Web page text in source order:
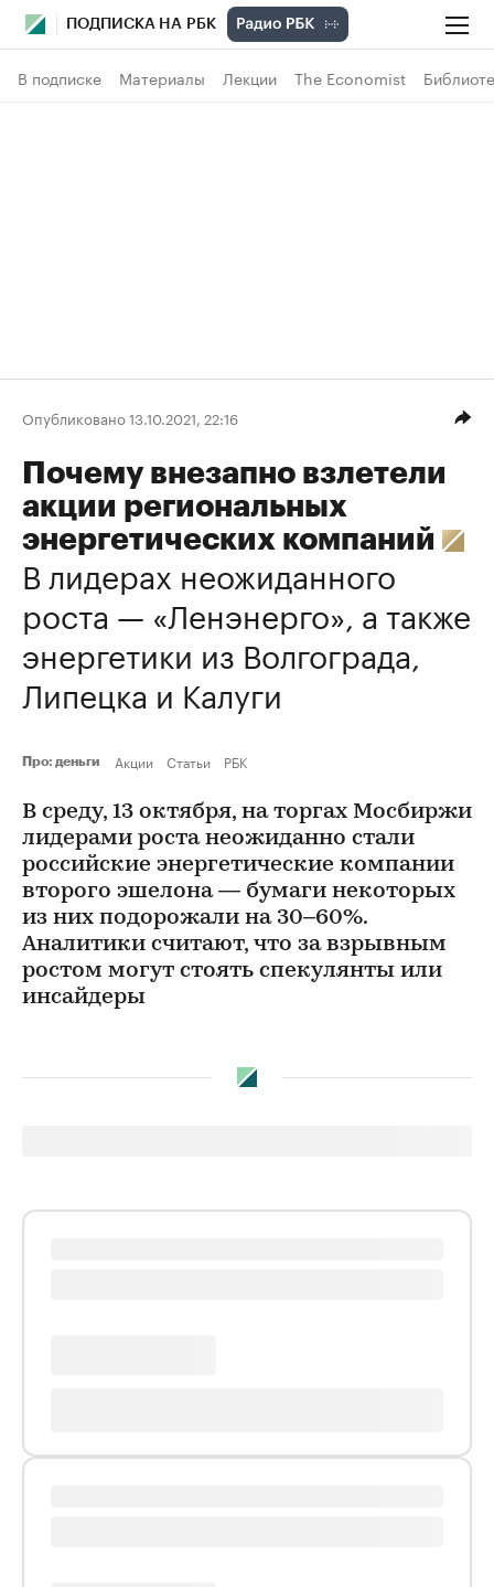
ПОДПИСКА НА РБК
В подписке Материалы Лекции The Economist
Опубликовано 13.10.2021, 22:16
Почему внезапно взлетели
акции региональных
энергетических компаний
В лидерах неожиданного
роста — «Ленэнерго», а также
энергетики из Волгограда,
Липецка и Калуги
Про: деньги Акции Статьи РБК
В среду, 13 октября, на торгах Мосбиржи
лидерами роста неожиданно стали
российские энергетические компании
второго эшелона — бумаги некоторых
из них подорожали на 30–60%.
Аналитики считают, что за взрывным
ростом могут стоять спекулянты или
инсайдеры